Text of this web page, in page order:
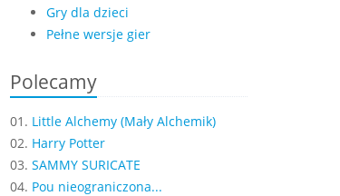
Gry dla dzieci
Pełne wersje gier
Polecamy
01. Little Alchemy (Mały Alchemik)
02. Harry Potter
03. SAMMY SURICATE
04. Pou nieograniczona...